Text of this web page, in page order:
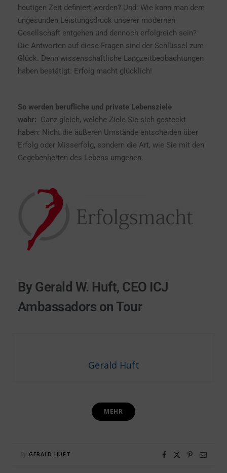
heutigen Zeit definiert werden? Und: Wie kann man dem
ungesunden Leistungsdruck unserer modernen
Gesellschaft entgehen und dennoch erfolgreich sein?
Die Antworten auf diese Fragen sind der Schlüssel zum
Glück. Denn wissenschaftliche Langzeitbeobachtungen
haben bestätigt: Erfolg macht glücklich!
So werden berufliche und private Lebensziele
wahr: Ganz gleich, welche Ziele Sie sich gesteckt
haben: Nicht die äußeren Umstände entscheiden über
Erfolg oder Misserfolg, sondern die Art, wie Sie mit den
Gegebenheiten des Lebens umgehen.
By Gerald W. Huft, CEO ICJ
Ambassadors on Tour
Gerald Huft
MEHR
GERALD HUFT